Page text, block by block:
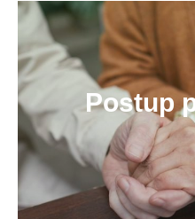
Postup